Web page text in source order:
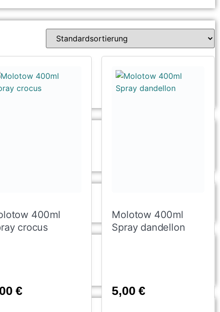
400ml
crocus
€
Molotow 400ml
Spray dandellon
5,00€